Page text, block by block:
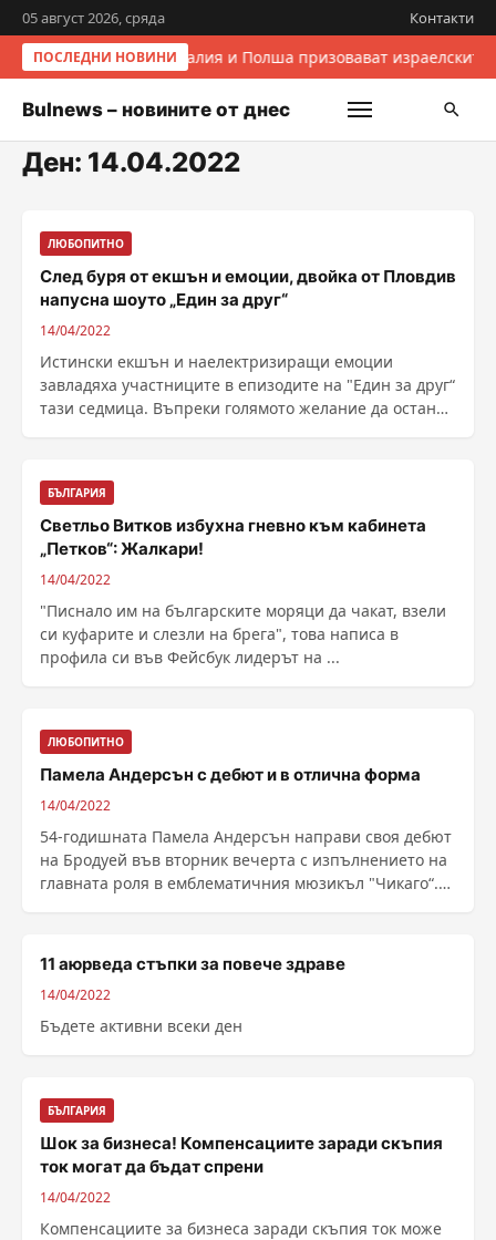
05 август 2026, сряда Контакти
ПОСЛЕДНИ НОВИНИИталия и Полша призовават
Bulnews – новините от днес
Ден: 14.04.2022
ЛЮБОПИТНО
След буря от екшън и емоции, двойка от Пловдив
напусна шоуто „Един за друг“
14/04/2022
Истински екшън и наелектризиращи емоции
завладяха участниците в епизодите на "Един за друг“
тази седмица. Въпреки голямото желание да останат
БЪЛГАРИЯ
Светльо Витков избухна гневно към кабинета
„Петков“: Жалкари!
14/04/2022
"Писнало им на българските моряци да чакат, взели
си куфарите и слезли на брега", това написа в
профила си във Фейсбук лидерът на ...
ЛЮБОПИТНО
Памела Андерсън с дебют и в отлична форма
14/04/2022
54-годишната Памела Андерсън направи своя дебют
на Бродуей във вторник вечерта с изпълнението на
главната роля в емблематичния мюзикъл "Чикаго“.
11 аюрведа стъпки за повече здраве
14/04/2022
Бъдете активни всеки ден
БЪЛГАРИЯ
Шок за бизнеса! Компенсациите заради скъпия
ток могат да бъдат спрени
14/04/2022
Компенсациите за бизнеса заради скъпия ток може